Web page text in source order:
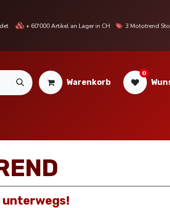
+ 60'000 Artikel an Lager in CH 3 Mototrend
Warenkorb
0